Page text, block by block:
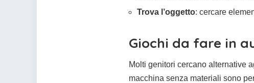
Trova l’oggetto: cercare
Giochi da fare in
Molti genitori cercano alternative
macchina senza materiali sono